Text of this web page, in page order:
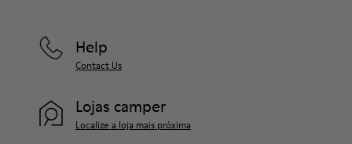
Help
Contact Us
Lojas camper
Localize a loja mais próxima